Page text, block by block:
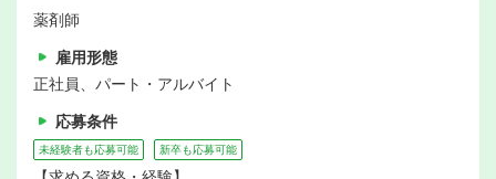
薬剤師
雇用形態
正社員、パート・アルバイト
応募条件
未経験者も応募可能 新卒も応募可能